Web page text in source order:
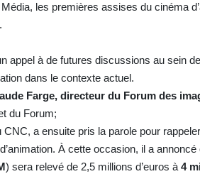
les premières assises du cinéma
appel à de futures discussions au sein
dans le contexte actuel.
Farge, directeur du Forum des
du Forum;
a ensuite pris la parole pour
À cette occasion, il a annoncé
) sera relevé de 2,5 millions d’euros à4